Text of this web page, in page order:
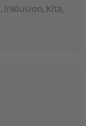
Inklusion Kita